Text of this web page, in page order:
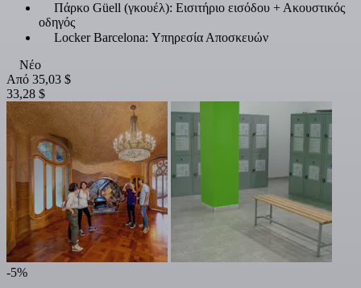
Πάρκο Güell (γκουέλ): Εισιτήριο εισόδου + Ακουστικός
οδηγός
Locker Barcelona: Υπηρεσία Αποσκευών
Νέο
Από 35,03 $
33,28 $
-5%